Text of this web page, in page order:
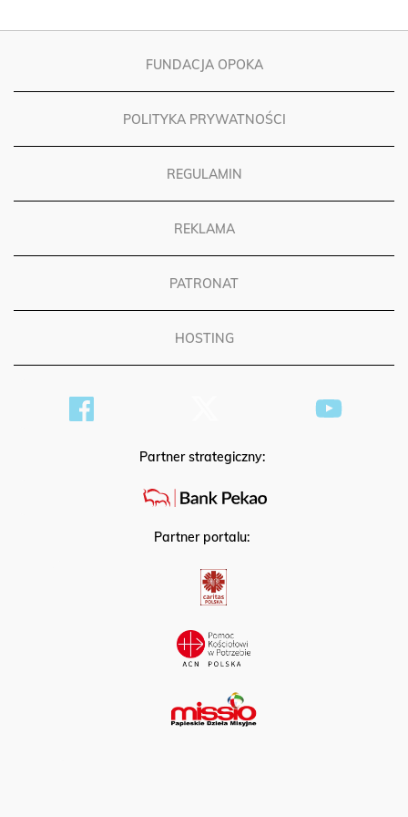
FUNDACJA OPOKA
POLITYKA PRYWATNOŚCI
REGULAMIN
REKLAMA
PATRONAT
HOSTING
Partner strategiczny:
Partner portalu: